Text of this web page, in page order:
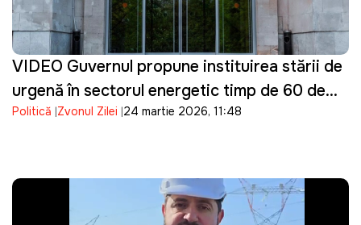
VIDEO Guvernul propune instituirea stării de
urgență în sectorul energetic timp de 60 de
zile, după deconectarea liniei Isaccea–
Politică Zvonul Zilei 24 martie 2026, 11:48